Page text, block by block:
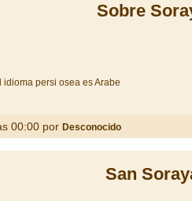
Sobre
persi osea es Arabe
00:00 por Desconocido
San